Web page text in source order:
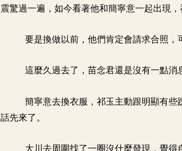
震驚過一遍，如今看著他和簡寧意一起出現
要是換做以前，他們肯定會請求合照，
這麼久過去了，苗念君還是沒有一點消
簡寧意去換衣服，祁玉主動跟明顯有
話先來了。
大川去周圍找了一圈沒什麼發現，覺得